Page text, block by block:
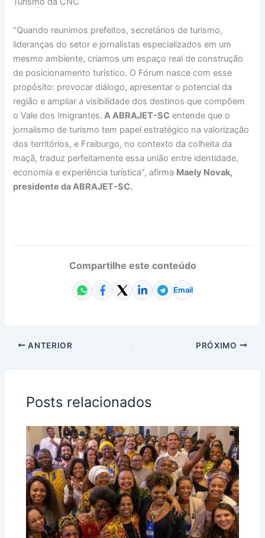
“Quando reunimos prefeitos, secretários de turismo,
lideranças do setor e jornalistas especializados em um
mesmo ambiente, criamos um espaço real de construção
de posicionamento turístico. O Fórum nasce com esse
propósito: provocar diálogo, apresentar o potencial da
região e ampliar a visibilidade dos destinos que compõem
o Vale dos Imigrantes. A ABRAJET-SC entende que o
jornalismo de turismo tem papel estratégico na valorização
dos territórios, e Fraiburgo, no contexto da colheita da
maçã, traduz perfeitamente essa união entre identidade,
economia e experiência turística”, afirma Maely Novak,
presidente da ABRAJET-SC.
Compartilhe este conteúdo
Email
ANTERIOR PRÓXIMO
Posts relacionados